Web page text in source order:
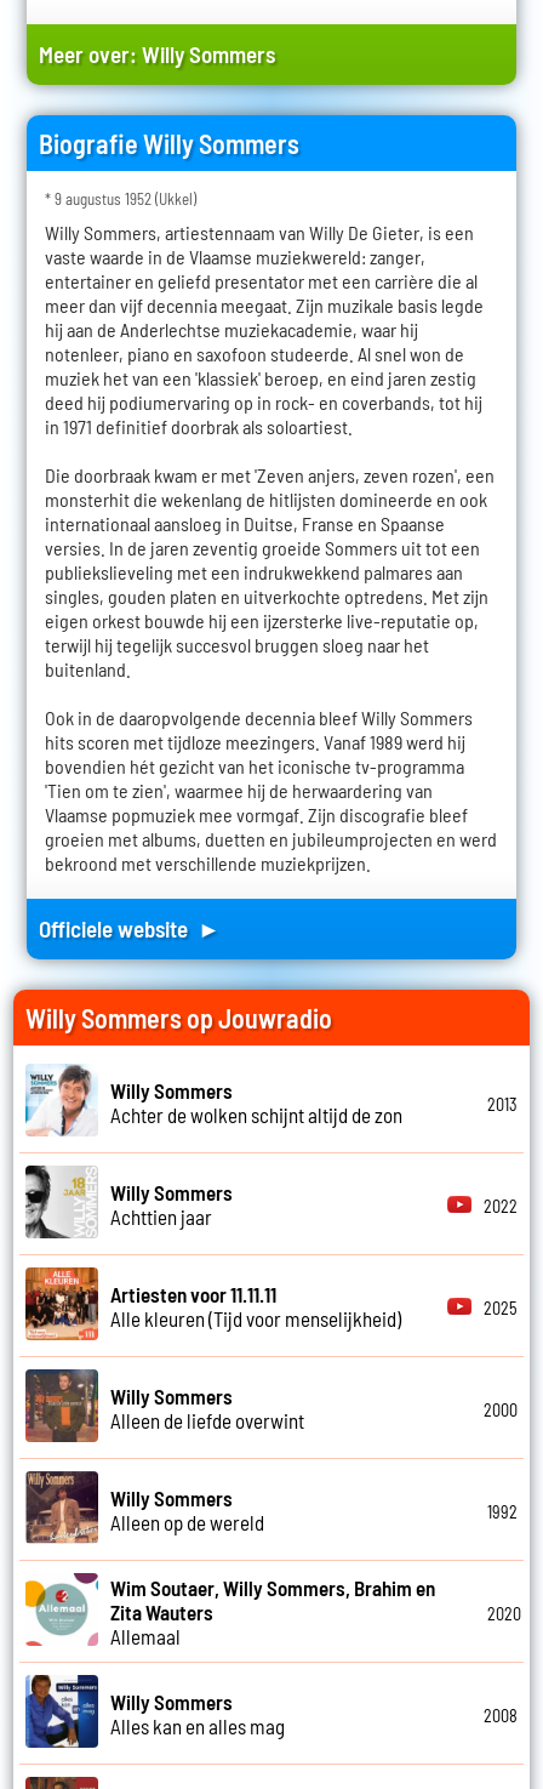
Meer over:Willy Sommers
Biografie Willy Sommers
* 9 augustus 1952 (Ukkel)
Willy Sommers, artiestennaam van Willy De Gieter, is een
vaste waarde in de Vlaamse muziekwereld: zanger,
entertainer en geliefd presentator met een carrière die al
meer dan vijf decennia meegaat. Zijn muzikale basis legde
hij aan de Anderlechtse muziekacademie, waar hij
notenleer, piano en saxofoon studeerde. Al snel won de
muziek het van een 'klassiek' beroep, en eind jaren zestig
deed hij podiumervaring op in rock- en coverbands, tot hij
in 1971 definitief doorbrak als soloartiest.
Die doorbraak kwam er met 'Zeven anjers, zeven rozen', een
monsterhit die wekenlang de hitlijsten domineerde en ook
internationaal aansloeg in Duitse, Franse en Spaanse
versies. In de jaren zeventig groeide Sommers uit tot een
publiekslieveling met een indrukwekkend palmares aan
singles, gouden platen en uitverkochte optredens. Met zijn
eigen orkest bouwde hij een ijzersterke live-reputatie op,
terwijl hij tegelijk succesvol bruggen sloeg naar het
buitenland.
Ook in de daaropvolgende decennia bleef Willy Sommers
hits scoren met tijdloze meezingers. Vanaf 1989 werd hij
bovendien hét gezicht van het iconische tv-programma
'Tien om te zien', waarmee hij de herwaardering van
Vlaamse popmuziek mee vormgaf. Zijn discografie bleef
groeien met albums, duetten en jubileumprojecten en werd
bekroond met verschillende muziekprijzen.
Officiele website ►
Willy Sommers op Jouwradio
Willy Sommers
Achter de wolken schijnt altijd de zon
2013
Willy Sommers
Achttien jaar
2022
Artiesten voor 11.11.11
Alle kleuren (Tijd voor menselijkheid)
2025
Willy Sommers
Alleen de liefde overwint
2000
Willy Sommers
Alleen op de wereld
1992
Wim Soutaer, Willy Sommers, Brahim en
Zita Wauters
Allemaal
2020
Willy Sommers
Alles kan en alles mag
2008